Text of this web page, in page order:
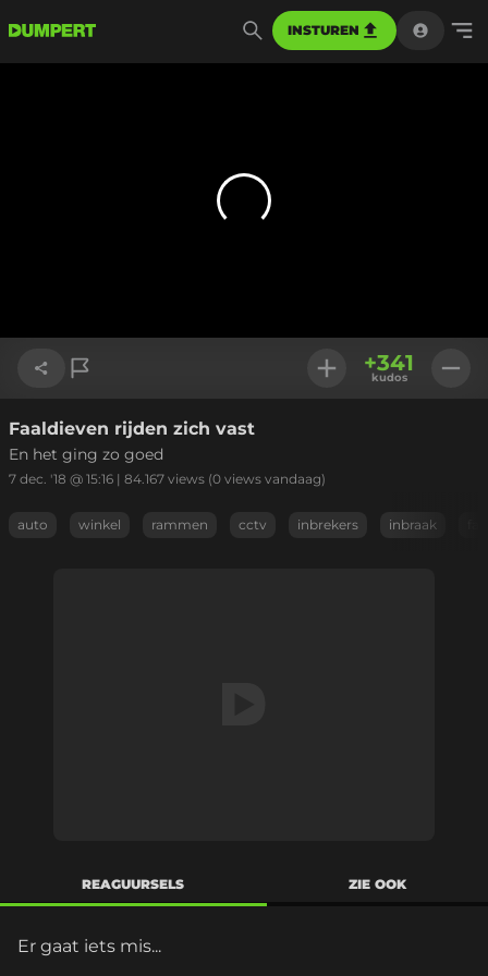
INSTUREN
Link kopiëren
+341
kudos
Faaldieven rijden zich vast
En het ging zo goed
7 dec. '18 @ 15:16 | 84.167 views (0 views vandaag)
auto winkel rammen cctv inbrekers inbraak
REAGUURSELS ZIE OOK
Er gaat iets mis...